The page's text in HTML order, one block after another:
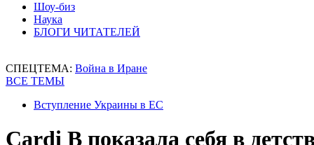
Шоу-биз
Наука
БЛОГИ ЧИТАТЕЛЕЙ
СПЕЦТЕМА: Война в Иране
ВСЕ ТЕМЫ
Вступление Украины в ЕС
Cardi B показала себя в